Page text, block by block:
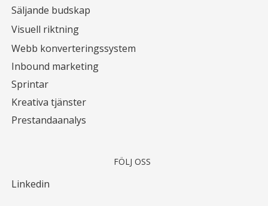
Säljande budskap
Visuell riktning
Webb konverteringssystem
Inbound marketing
Sprintar
Kreativa tjänster
Prestandaanalys
FÖLJ OSS
Linkedin